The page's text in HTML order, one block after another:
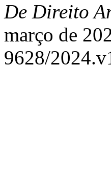
De Direito
março de
9628/